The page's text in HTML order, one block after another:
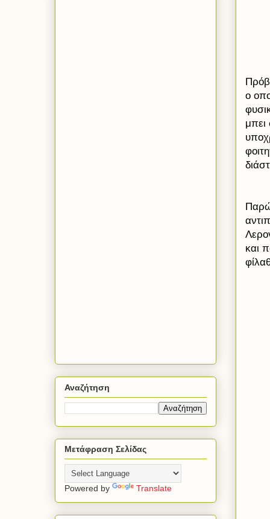
ο
και
Αναζήτηση
Μετάφραση Σελίδας
Powered by Translate